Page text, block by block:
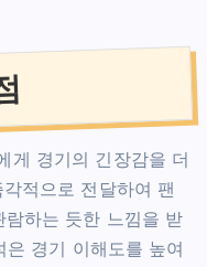
게 경기의 긴장감을 더
적으로 전달하여 팬
하는 듯한 느낌을 받
은 경기 이해도를 높여